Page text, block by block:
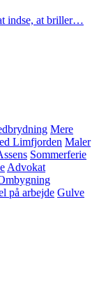
indse, at briller…
Mere
Limfjorden Maler
Sommerferie
Advokat
på arbejde Gulve